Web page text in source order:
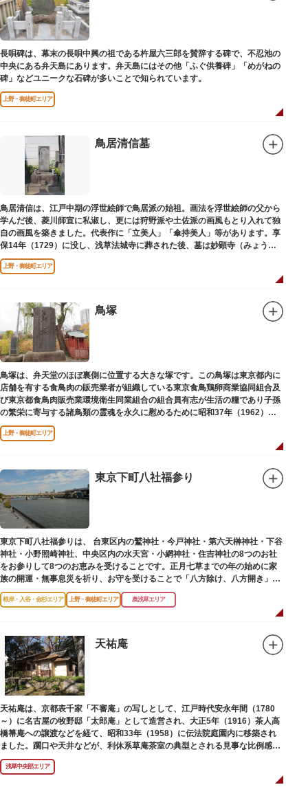
長唄碑は、幕末の長唄中興の祖である杵屋六三郎を賛辞する碑で、不忍池の
中央にある弁天島にあります。弁天島にはその他「ふぐ供養碑」「めがねの
碑」などユニークな石碑が多いことで知られています。
上野・御徒町エリア
鳥居清信墓
鳥居清信は、江戸中期の浮世絵師で鳥居派の始祖。画法を浮世絵師の父から
学んだ後、菱川師宣に私淑し、更には狩野派や土佐派の画風もとり入れて独
自の画風を築きました。代表作に「立美人」「傘持美人」等があります。享
保14年（1729）に没し、浅草法城寺に葬された後、墓は妙顕寺（みょうけ
んじ）に移されました。
上野・御徒町エリア
鳥塚
鳥塚は、弁天堂のほぼ裏側に位置する大きな塚です。この鳥塚は東京都内に
店舗を有する食鳥肉の販売業者が組織している東京食鳥鶏卵商業協同組合及
び東京都食鳥肉販売業環境衛生同業組合の組合員有志が生活の糧であり子孫
の繁栄に寄与する諸鳥類の霊魂を永久に慰めるために昭和37年（1962）に
建立されました。
上野・御徒町エリア
東京下町八社福参り
東京下町八社福参りは、 台東区内の鷲神社・今戸神社・第六天榊神社・下谷
神社・小野照崎神社、中央区内の水天宮・小網神社・住吉神社の8つのお社
をお参りして8つのお恵みを受けることです。正月七草までの年の始めに家
族の開運・無事息災を祈り、お守を受けることで「八方除け、八方開き」に
も通じます。
根岸・入谷・金杉エリア 上野・御徒町エリア 奥浅草エリア
天祐庵
天祐庵は、京都表千家「不審庵」の写しとして、江戸時代安永年間（1780
～）に名古屋の牧野邸「太郎庵」として造営され、大正5年（1916）茶人高
橋箒庵への譲渡などを経て、昭和33年（1958）に伝法院庭園内に移築され
ました。躙口や天井などが、利休系草庵茶室の典型とされる見事な比例感を
醸し出しています。
浅草中央部エリア